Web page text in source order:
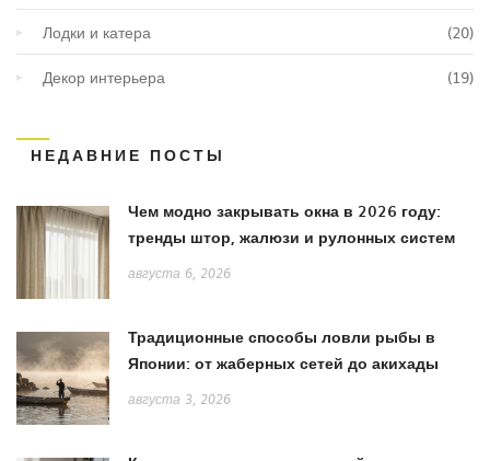
Лодки и катера (20)
Декор интерьера (19)
НЕДАВНИЕ ПОСТЫ
Чем модно закрывать окна в 2026 году:
тренды штор, жалюзи и рулонных систем
августа 6, 2026
Традиционные способы ловли рыбы в
Японии: от жаберных сетей до акихады
августа 3, 2026